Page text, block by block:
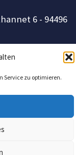
Service zu optimieren.
6 - 94496